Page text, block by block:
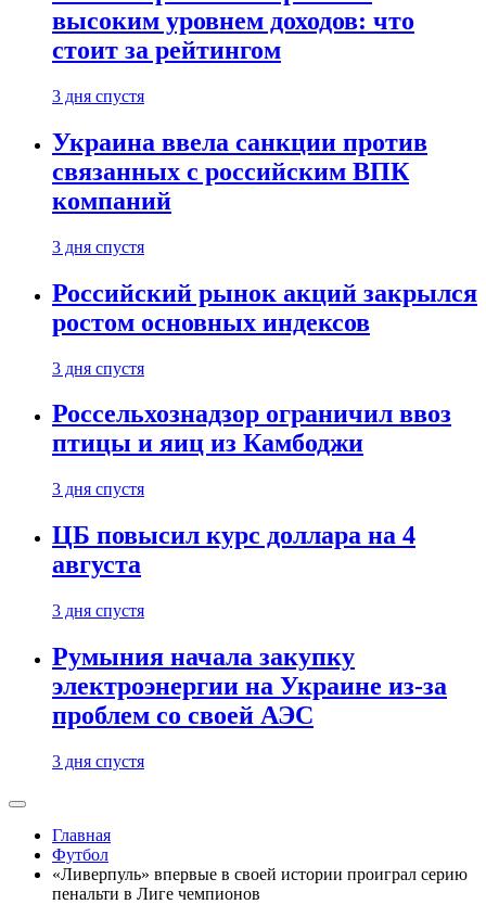
высоким уровнем доходов: что
стоит за рейтингом
3 дня спустя
Украина ввела санкции против
связанных с российским ВПК
компаний
3 дня спустя
Российский рынок акций закрылся
ростом основных индексов
3 дня спустя
Россельхознадзор ограничил ввоз
птицы и яиц из Камбоджи
3 дня спустя
ЦБ повысил курс доллара на 4
августа
3 дня спустя
Румыния начала закупку
электроэнергии на Украине из-за
проблем со своей АЭС
3 дня спустя
Главная
Футбол
«Ливерпуль» впервые в своей истории проиграл серию
пенальти в Лиге чемпионов